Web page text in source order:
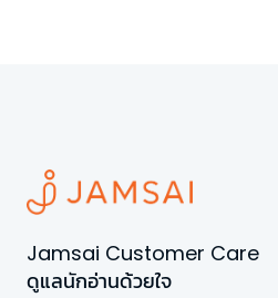
Jamsai Customer Care
ดูแลนักอ่านด้วยใจ